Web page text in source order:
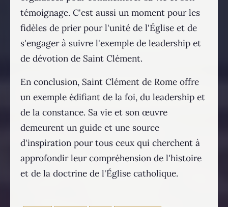
témoignage. C'est aussi un moment pour les
fidèles de prier pour l'unité de l'Église et de
s'engager à suivre l'exemple de leadership et
de dévotion de Saint Clément.
En conclusion, Saint Clément de Rome offre
un exemple édifiant de la foi, du leadership et
de la constance. Sa vie et son œuvre
demeurent un guide et une source
d'inspiration pour tous ceux qui cherchent à
approfondir leur compréhension de l'histoire
et de la doctrine de l'Église catholique.